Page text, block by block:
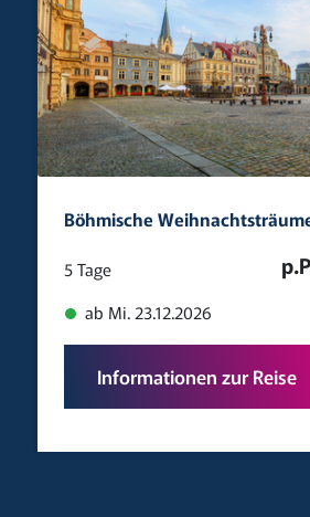
Böhmische
5 Tage
ab Mi. 23.12.2026
Informationen zur Reise